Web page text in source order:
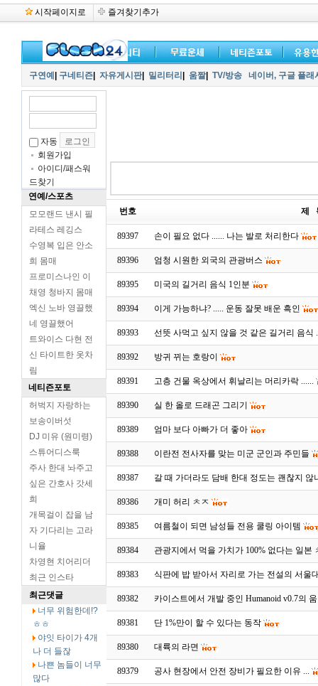
시작페이지로 즐겨찾기추가
구연예 구네티즌 자유게시판| 밀리터리 움짤| TV/방송 네이버, 구글 플
자동
회원가입
아이디/패스워
드찾기
연예/스포츠
모모랜드 낸시 필
라테스 레깅스
수영복 입은 안소
희 몸매
프로미스나인 이
채영 청바지 몸매
엑신 노바 영끌했
네 영끌했어
트와이스 다현 전
신 타이트한 옷차
림
네티즌포토
허벅지 자랑하는
보송이버섯
DJ 미유 (원미령)
스튜어디스룩
주사 한대 놔주고
싶은 간호사 갓세
희
개목걸이 잡을 남
자 기다리는 고라
니율
차영현 치어리더
최근 인스타
최근댓글
너무 위험한데!?
ㅎㅎ
야잇 타이가 4개
나 더 들잖
나쁜 놈들이 너무
많다
번호 제
89397 손이 필요 없다 ...... 나는 발로 처리한다
89396 엄청 시원한 외국의 관광버스
89395 미국의 길거리 음식 1인분
89394 이게 가능하냐? ..... 운동 잘못 배운 흑인
89393 선뜻 사먹고 싶지 않을 것 같은 길거리 음식
89392 방귀 뀌는 호랑이
89391 고층 건물 옥상에서 휘날리는 머리카락 ......
89390 실 한 올로 드래곤 그리기
89389 엄마 보다 아빠가 더 좋아
89388 이란전 전사자를 맞는 미군 군인과 주민들
89387 갈 때 가더라도 담배 한대 정도는 괜찮지 않
89386 개미 허리 ㅊㅈ
89385 여름철이 되면 남성들 전용 쿨링 아이템
89384 관광지에서 먹을 가치가 100% 없다는 일본
89383 식판에 밥 받아서 자리로 가는 전설의 서울
89382 카이스트에서 개발 중인 Humanoid v0.7의
89381 단 1%만이 할 수 있다는 동작
89380 대륙의 라면
89379 공사 현장에서 안전 장비가 필요한 이유 ...